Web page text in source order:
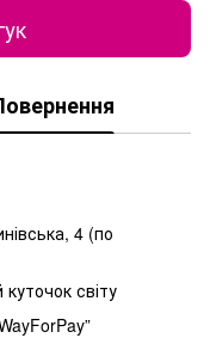
4 (по
світу